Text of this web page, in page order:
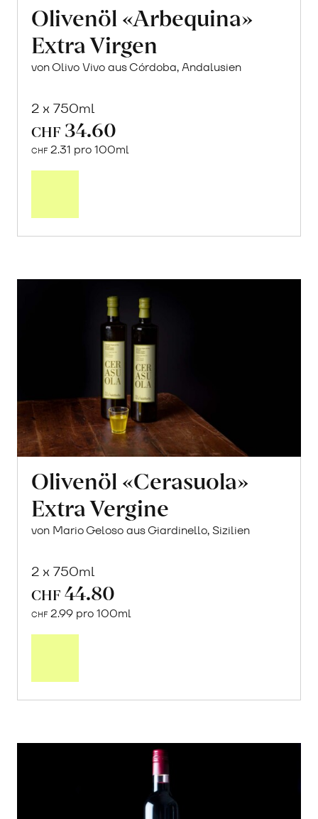
Olivenöl «Arbequina»
Extra Virgen
von Olivo Vivo aus Córdoba, Andalusien
2 x 750ml
CHF 34.60
CHF 2.31 pro 100ml
Olivenöl «Cerasuola»
Extra Vergine
von Mario Geloso aus Giardinello, Sizilien
2 x 750ml
CHF 44.80
CHF 2.99 pro 100ml